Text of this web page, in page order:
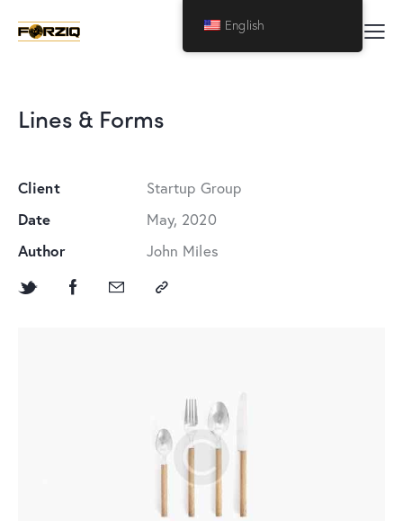
Lines & Forms
Client
Startup Group
Date
May, 2020
Author
John Miles
English